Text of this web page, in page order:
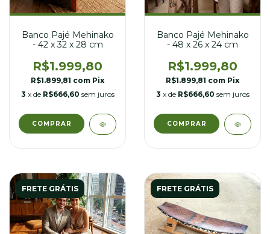
Banco Pajé Mehinako
- 42 x 32 x 28 cm
R$1.999,80
R$1.899,81 com Pix
3 x de R$666,60 sem juros
Banco Pajé Mehinako
- 48 x 26 x 24 cm
R$1.999,80
R$1.899,81 com Pix
3 x de R$666,60 sem juros
FRETE GRÁTIS FRETE GRÁTIS